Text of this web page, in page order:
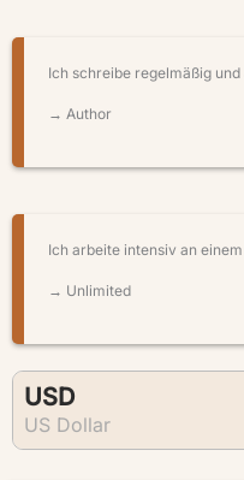
Ich schreibe regelmäßig
→ Author
Ich arbeite intensiv an
→ Unlimited
USD
US Dollar